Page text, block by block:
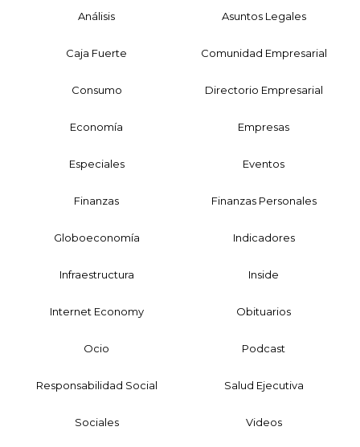
Análisis Asuntos Legales
Caja Fuerte Comunidad Empresarial
Consumo Directorio Empresarial
Economía Empresas
Especiales Eventos
Finanzas Finanzas Personales
Globoeconomía Indicadores
Infraestructura Inside
Internet Economy Obituarios
Ocio Podcast
Responsabilidad Social Salud Ejecutiva
Sociales Videos